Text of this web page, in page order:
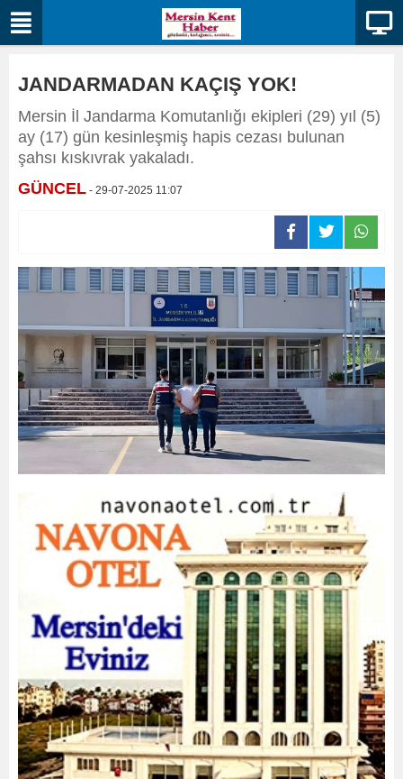
JANDARMADAN KAÇIŞ YOK!
Mersin İl Jandarma Komutanlığı ekipleri (29) yıl (5)
ay (17) gün kesinleşmiş hapis cezası bulunan
şahsı kıskıvrak yakaladı.
GÜNCEL - 29-07-2025 11:07